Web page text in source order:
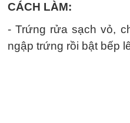
CÁCH LÀM:
- Trứng rửa sạch vỏ,
ngập trứng rồi bật bếp